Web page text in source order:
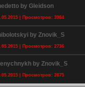
by Gleidson
| Просмотров: 3984
by Znovik_S
| Просмотров: 2736
by Znovik_S
| Просмотров: 2875